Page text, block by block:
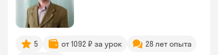
5 от 1092 ₽ за урок
28 лет опыта